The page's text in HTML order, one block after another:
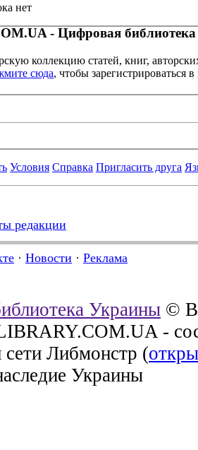
нет
- Цифровая библиотека
коллекцию статей, книг,
сюда, чтобы зарегистрироваться в
Условия Справка Пригласить друга
редакции
· Новости · Реклама
Украины ©
-
сети Либмонстр (
Украины